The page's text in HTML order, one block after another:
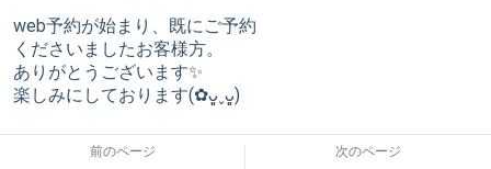
web予約が始まり、既にご予約
くださいましたお客様方。
ありがとうございます✨
楽しみにしております(✿ᴗ͈ˬᴗ͈)
前のページ 次のページ